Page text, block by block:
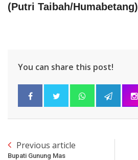
(Putri Taibah/Humabetang)
You can share this post!
Previous article
Bupati Gunung Mas